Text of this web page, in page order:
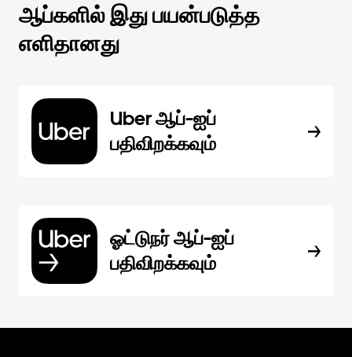
ஆப்களில் இது பயன்படுத்த
எளிதானது
Uber ஆப்-ஐப்
பதிவிறக்கவும்
ஓட்டுநர் ஆப்-ஐப்
பதிவிறக்கவும்